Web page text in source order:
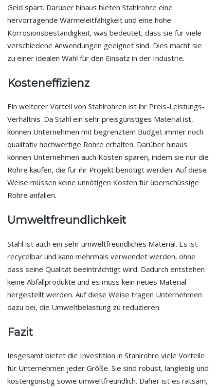
Geld spart. Darüber hinaus bieten Stahlrohre eine
hervorragende Wärmeleitfähigkeit und eine hohe
Korrosionsbeständigkeit, was bedeutet, dass sie für viele
verschiedene Anwendungen geeignet sind. Dies macht sie
zu einer idealen Wahl für den Einsatz in der Industrie.
Kosteneffizienz
Ein weiterer Vorteil von Stahlrohren ist ihr Preis-Leistungs-
Verhältnis. Da Stahl ein sehr preisgünstiges Material ist,
können Unternehmen mit begrenztem Budget immer noch
qualitativ hochwertige Rohre erhalten. Darüber hinaus
können Unternehmen auch Kosten sparen, indem sie nur die
Rohre kaufen, die für ihr Projekt benötigt werden. Auf diese
Weise müssen keine unnötigen Kosten für überschüssige
Rohre anfallen.
Umweltfreundlichkeit
Stahl ist auch ein sehr umweltfreundliches Material. Es ist
recycelbar und kann mehrmals verwendet werden, ohne
dass seine Qualität beeinträchtigt wird. Dadurch entstehen
keine Abfallprodukte und es muss kein neues Material
hergestellt werden. Auf diese Weise tragen Unternehmen
dazu bei, die Umweltbelastung zu reduzieren.
Fazit
Insgesamt bietet die Investition in Stahlrohre viele Vorteile
für Unternehmen jeder Größe. Sie sind robust, langlebig und
kostengünstig sowie umweltfreundlich. Daher ist es ratsam,